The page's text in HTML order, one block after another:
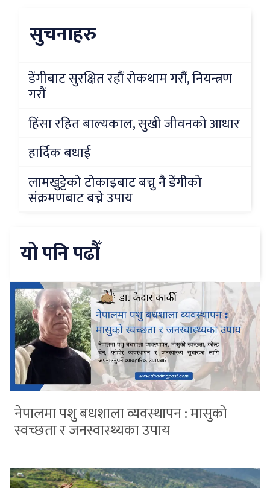
सुचनाहरु
डेंगीबाट सुरक्षित रहौं रोकथाम गरौं, नियन्त्रण
गरौं
हिंसा रहित बाल्यकाल, सुखी जीवनको आधार
हार्दिक बधाई
लामखुट्टेको टोकाइबाट बच्नु नै डेंगीको
संक्रमणबाट बच्ने उपाय
यो पनि पढौँ
नेपालमा पशु बधशाला व्यवस्थापन : मासुको
स्वच्छता र जनस्वास्थ्यका उपाय